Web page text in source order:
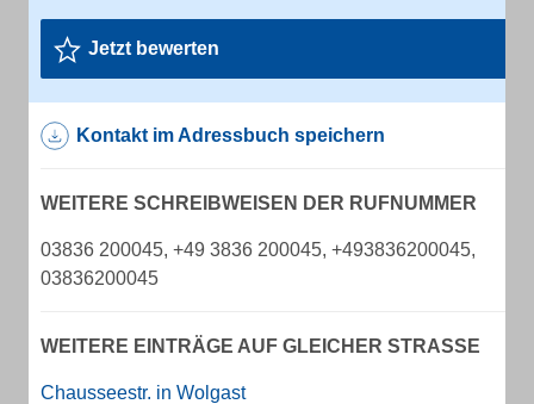
Jetzt bewerten
Kontakt im Adressbuch speichern
WEITERE SCHREIBWEISEN DER RUFNUMMER
03836 200045, +49 3836 200045, +493836200045,
03836200045
WEITERE EINTRÄGE AUF GLEICHER STRASSE
Chausseestr. in Wolgast